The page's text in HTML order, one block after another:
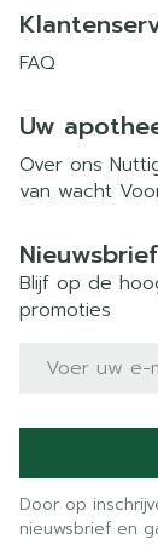
FAQ
Uw
Over ons
van wacht
Nieuwsbrief
Blijf op de
promoties
E-mail adres
Door op
nieuwsbrief en